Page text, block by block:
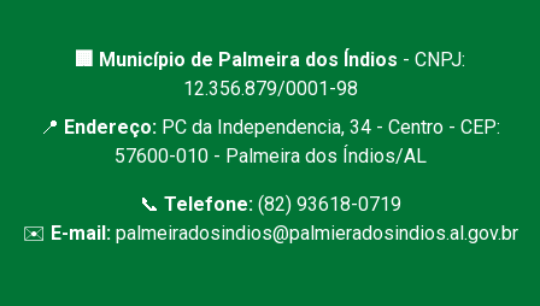
🏢 Município de Palmeira dos Índios - CNPJ:
12.356.879/0001-98
📍 Endereço: PC da Independencia, 34 - Centro - CEP:
57600-010 - Palmeira dos Índios/AL
📞 Telefone:(82) 93618-0719
✉️ E-mail: palmeiradosindios@palmieradosindios.al.gov.br